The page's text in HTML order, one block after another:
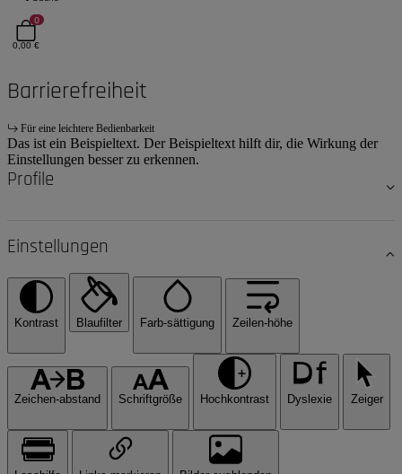
0
0,00 €
Barrierefreiheit
Für eine leichtere Bedienbarkeit
Das ist ein Beispieltext. Der Beispieltext hilft dir, die Wirkung der
Einstellungen besser zu erkennen.
Profile
Einstellungen
Kontrast Blaufilter Farb-sättigung Zeilen-höhe
Zeichen-abstand Schriftgröße Hochkontrast Dyslexie Zeiger